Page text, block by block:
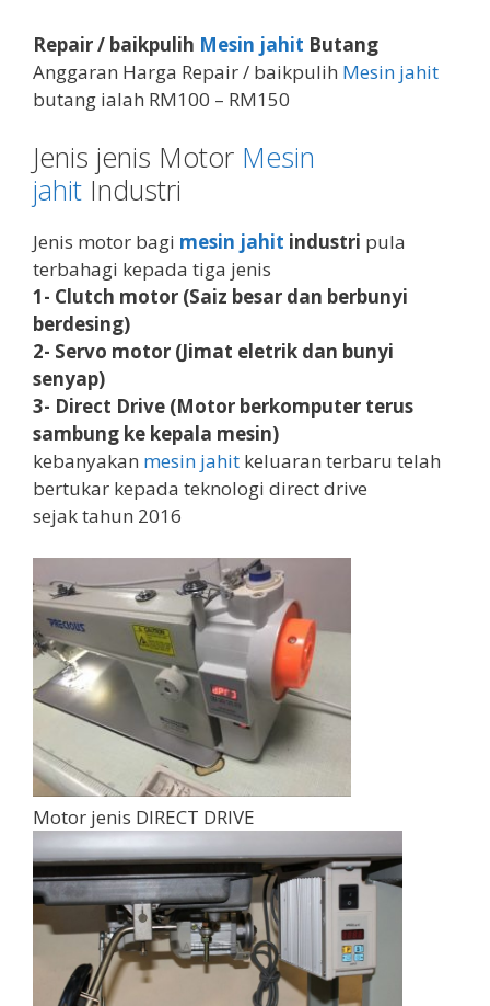
Repair / baikpulih Mesin jahit Butang
Anggaran Harga Repair / baikpulih Mesin jahit
butang ialah RM100 – RM150
Jenis jenis Motor Mesin
jahit Industri
Jenis motor bagi mesin jahit industri pula
terbahagi kepada tiga jenis
1- Clutch motor (Saiz besar dan berbunyi
berdesing)
2- Servo motor (Jimat eletrik dan bunyi
senyap)
3- Direct Drive (Motor berkomputer terus
sambung ke kepala mesin)
kebanyakan mesin jahit keluaran terbaru telah
bertukar kepada teknologi direct drive
sejak tahun 2016
Motor jenis DIRECT DRIVE